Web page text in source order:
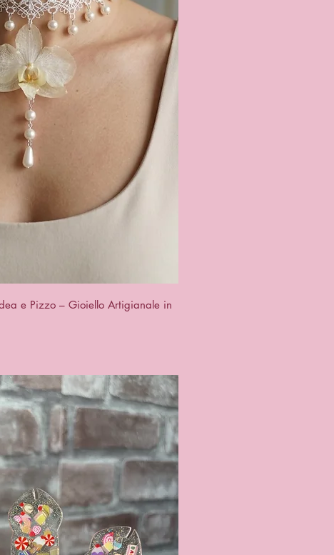
rapida
e Pizzo – Gioiello Artigianale in